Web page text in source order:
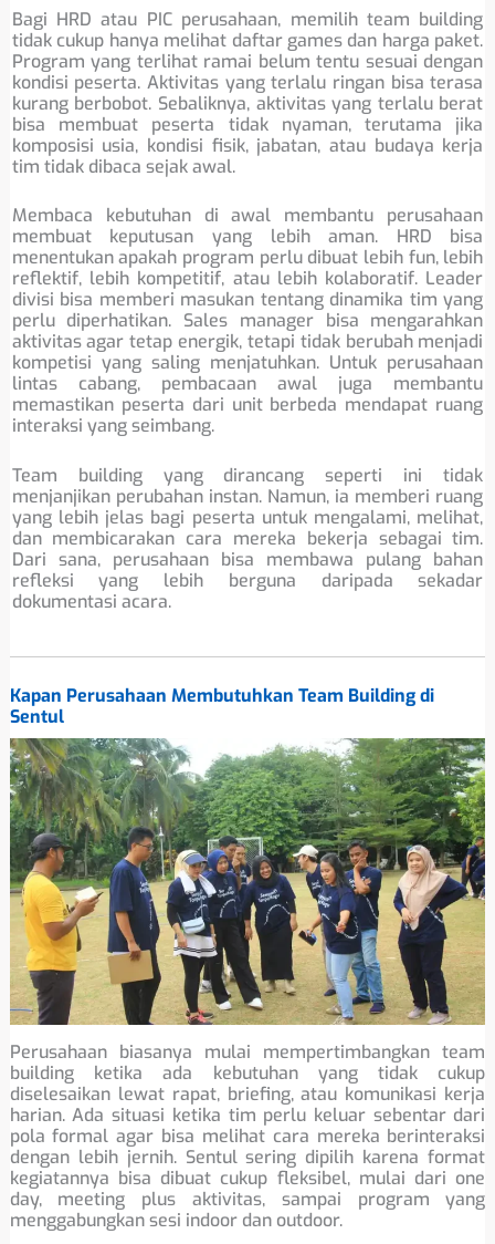
Bagi HRD atau PIC perusahaan, memilih team building
tidak cukup hanya melihat daftar games dan harga paket.
Program yang terlihat ramai belum tentu sesuai dengan
kondisi peserta. Aktivitas yang terlalu ringan bisa terasa
kurang berbobot. Sebaliknya, aktivitas yang terlalu berat
bisa membuat peserta tidak nyaman, terutama jika
komposisi usia, kondisi fisik, jabatan, atau budaya kerja
tim tidak dibaca sejak awal.
Membaca kebutuhan di awal membantu perusahaan
membuat keputusan yang lebih aman. HRD bisa
menentukan apakah program perlu dibuat lebih fun, lebih
reflektif, lebih kompetitif, atau lebih kolaboratif. Leader
divisi bisa memberi masukan tentang dinamika tim yang
perlu diperhatikan. Sales manager bisa mengarahkan
aktivitas agar tetap energik, tetapi tidak berubah menjadi
kompetisi yang saling menjatuhkan. Untuk perusahaan
lintas cabang, pembacaan awal juga membantu
memastikan peserta dari unit berbeda mendapat ruang
interaksi yang seimbang.
Team building yang dirancang seperti ini tidak
menjanjikan perubahan instan. Namun, ia memberi ruang
yang lebih jelas bagi peserta untuk mengalami, melihat,
dan membicarakan cara mereka bekerja sebagai tim.
Dari sana, perusahaan bisa membawa pulang bahan
refleksi yang lebih berguna daripada sekadar
dokumentasi acara.
Kapan Perusahaan Membutuhkan Team Building di
Sentul
Perusahaan biasanya mulai mempertimbangkan team
building ketika ada kebutuhan yang tidak cukup
diselesaikan lewat rapat, briefing, atau komunikasi kerja
harian. Ada situasi ketika tim perlu keluar sebentar dari
pola formal agar bisa melihat cara mereka berinteraksi
dengan lebih jernih. Sentul sering dipilih karena format
kegiatannya bisa dibuat cukup fleksibel, mulai dari one
day, meeting plus aktivitas, sampai program yang
menggabungkan sesi indoor dan outdoor.